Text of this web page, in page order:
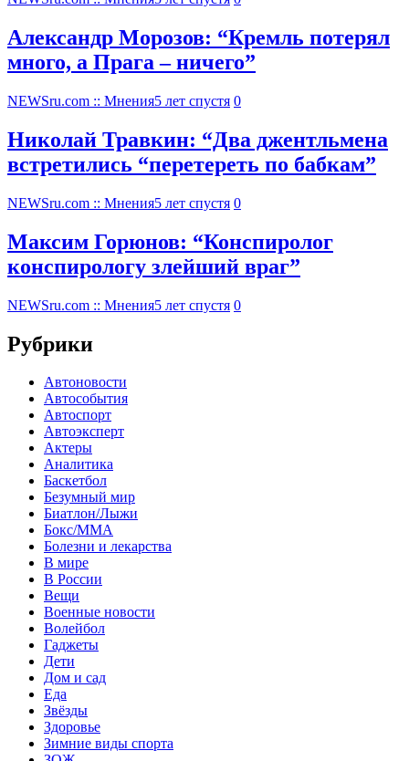
Александр Морозов: “Кремль потерял
много, а Прага – ничего”
NEWSru.com :: Мнения5 лет спустя 0
Николай Травкин: “Два джентльмена
встретились “перетереть по бабкам”
NEWSru.com :: Мнения5 лет спустя 0
Максим Горюнов: “Конспиролог
конспирологу злейший враг”
NEWSru.com :: Мнения5 лет спустя 0
Рубрики
Автоновости
Автособытия
Автоспорт
Автоэксперт
Актеры
Аналитика
Баскетбол
Безумный мир
Биатлон/Лыжи
Бокс/MMA
Болезни и лекарства
В мире
В России
Вещи
Военные новости
Волейбол
Гаджеты
Дети
Дом и сад
Еда
Звёзды
Здоровье
Зимние виды спорта